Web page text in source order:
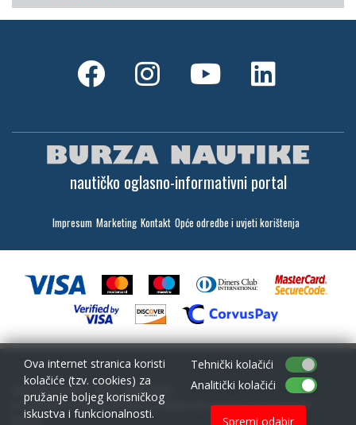
nautičko oglasno-informativni portal
Impresum Marketing Kontakt Opće odredbe i uvjeti korištenja
Copyright (c) 2001 - 2026,Lantina d.o.o.
sav materijal na ovim stranicama je zaštićen i bez dozvole zabranjeno ga je
koristiti
Ova internet stranica koristi
kolačiće (tzv. cookies) za
pružanje boljeg korisničkog
iskustva i funkcionalnosti.
Tehnički kolačići
Analitički kolačići
Spremi odabir